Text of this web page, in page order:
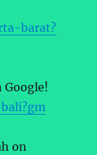
barat?
Google!
on